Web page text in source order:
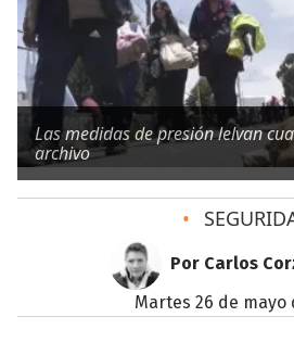
Las medidas de presión lelvan
archivo
•
Por Carlos
martes 26 de mayo